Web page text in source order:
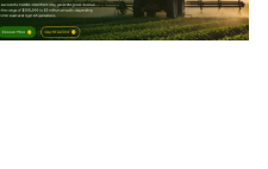
3 catégories 11 fonctionnalités